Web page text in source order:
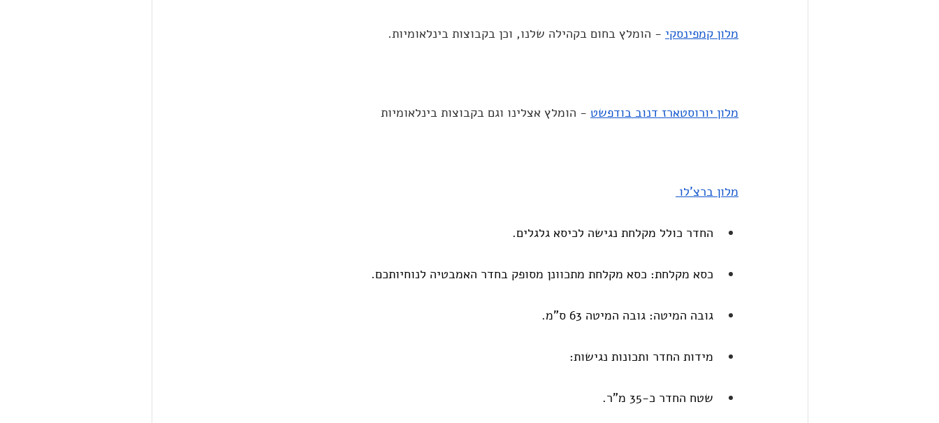
מלון קמפינסקי - הומלץ בחום בקהילה שלנו, וכן בקבוצות בינלאומיות.
מלון יורוסטארז דנוב בודפשט - הומלץ אצלינו וגם בקבוצות בינלאומיות
מלון ברצ'לו
החדר כולל מקלחת נגישה לכיסא גלגלים.
כסא מקלחת: כסא מקלחת מתכוונן מסופק בחדר האמבטיה לנוחיותכם.
גובה המיטה: גובה המיטה 63 ס"מ.
מידות החדר ותכונות נגישות:
שטח החדר כ-35 מ"ר.